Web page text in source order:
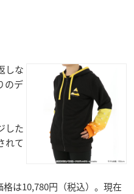
しな
のデ
した
れて
は10,780円（税込）。現在